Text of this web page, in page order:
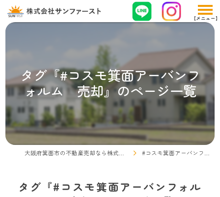
タグ『#コスモ箕面アーバンフ
ォルム 売却』のページ一覧
#コスモ箕面アーバンフォルム 売却
タグ『#コスモ箕面アーバンフォル